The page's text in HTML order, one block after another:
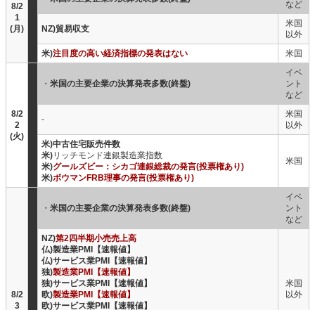
8/2
1
(月)
など
NZ)貿易収支
米国
以外
米)注目度の高い経済指標の発表はない 米国
8/2
2
(火)
・ 米国の主要企業の決算発表多数(終盤)
イベ
ント
など
-
米国
以外
米)中古住宅販売件数
米)リッチモンド連銀製造業指数
米)グールズビー：シカゴ連銀総裁の発言(投票権あり)
米)ボウマンFRB理事の発言(投票権あり)
米国
8/2
3
・ 米国の主要企業の決算発表多数(終盤)
イベ
ント
など
NZ)第2四半期小売売上高
仏)製造業PMI【速報値】
仏)サービス業PMI【速報値】
独)製造業PMI【速報値】
独)サービス業PMI【速報値】
欧)製造業PMI【速報値】
欧)サービス業PMI【速報値】
米国
以外